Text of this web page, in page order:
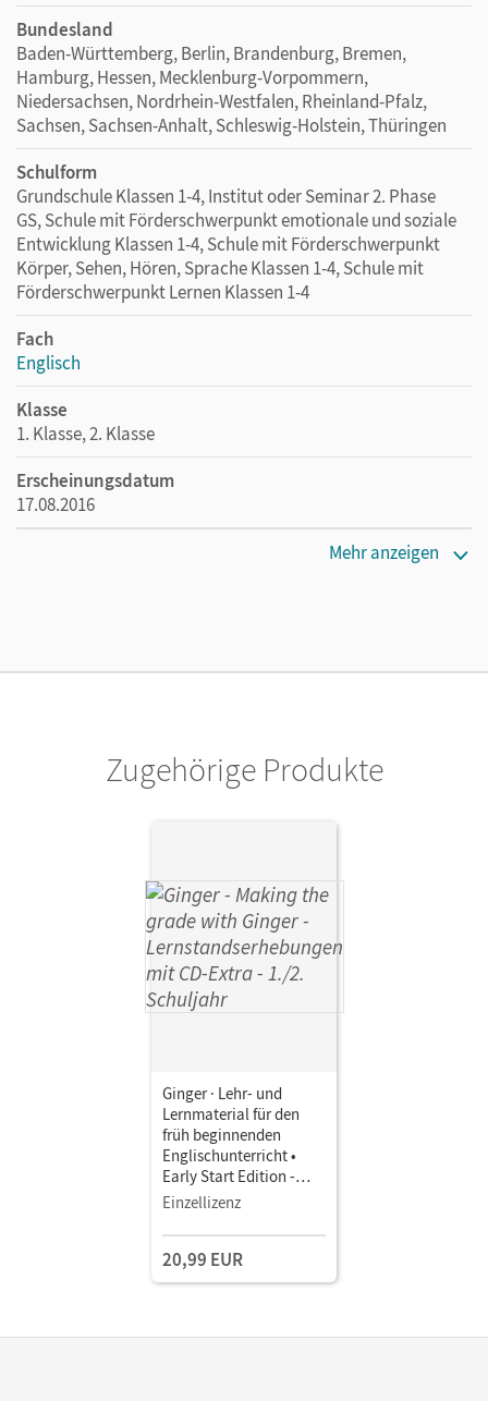
Bundesland
Baden-Württemberg, Berlin, Brandenburg, Bremen,
Hamburg, Hessen, Mecklenburg-Vorpommern,
Niedersachsen, Nordrhein-Westfalen, Rheinland-Pfalz,
Sachsen, Sachsen-Anhalt, Schleswig-Holstein, Thüringen
Schulform
Grundschule Klassen 1-4, Institut oder Seminar 2. Phase
GS, Schule mit Förderschwerpunkt emotionale und soziale
Entwicklung Klassen 1-4, Schule mit Förderschwerpunkt
Körper, Sehen, Hören, Sprache Klassen 1-4, Schule mit
Förderschwerpunkt Lernen Klassen 1-4
Fach
Englisch
Klasse
1. Klasse, 2. Klasse
Erscheinungsdatum
17.08.2016
Mehr anzeigen
Zugehörige Produkte
Ginger · Lehr- und
Lernmaterial für den
früh beginnenden
Englischunterricht •
Early Start Edition -
Neubearbeitung · 1./2.
grade with Ginger •
Lernstandserhebungen
mit CD-Extra Mit
Aufgaben
Einzellizenz
20,99 EUR